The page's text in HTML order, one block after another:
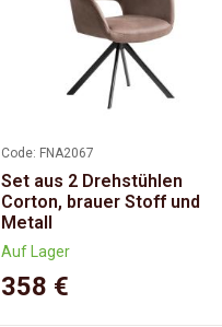
Code: FNA2067
Set aus 2 Drehstühlen
Corton, brauer Stoff und
Metall
Auf Lager
358 €